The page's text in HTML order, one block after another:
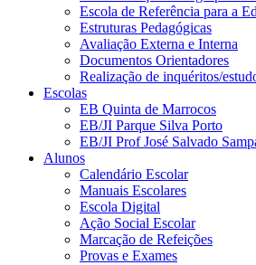
Escola de Referência para a
Estruturas Pedagógicas
Avaliação Externa e Interna
Documentos Orientadores
Realização de inquéritos/
Escolas
EB Quinta de Marrocos
EB/JI Parque Silva Porto
EB/JI Prof José Salvado
Alunos
Calendário Escolar
Manuais Escolares
Escola Digital
Ação Social Escolar
Marcação de Refeições
Provas e Exames